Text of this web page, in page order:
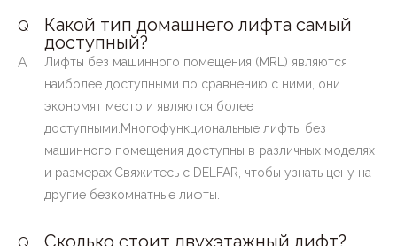
Q
Какой тип домашнего лифта самый
доступный?
A
Лифты без машинного помещения (MRL) являются
наиболее доступными по сравнению с ними, они
экономят место и являются более
доступными.Многофункциональные лифты без
машинного помещения доступны в различных моделях
и размерах.Свяжитесь с DELFAR, чтобы узнать цену на
другие безкомнатные лифты.
Сколько стоит двухэтажный лифт?